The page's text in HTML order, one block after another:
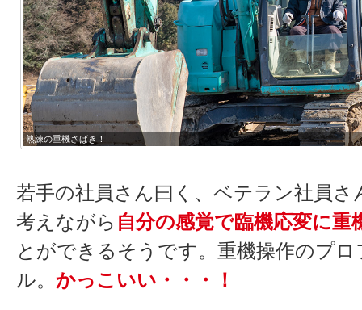
熟練の重機さばき！
若手の社員さん曰く、ベテラン社員さ
考えながら 自分の感覚で臨機応変に重
とができるそうです。重機操作のプ
ル。 かっこいい・・・！